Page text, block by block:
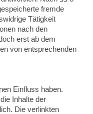
fremde
Tätigkeit
nach den
erst ab dem
von entsprechenden
Einfluss haben.
Inhalte der
Die verlinkten